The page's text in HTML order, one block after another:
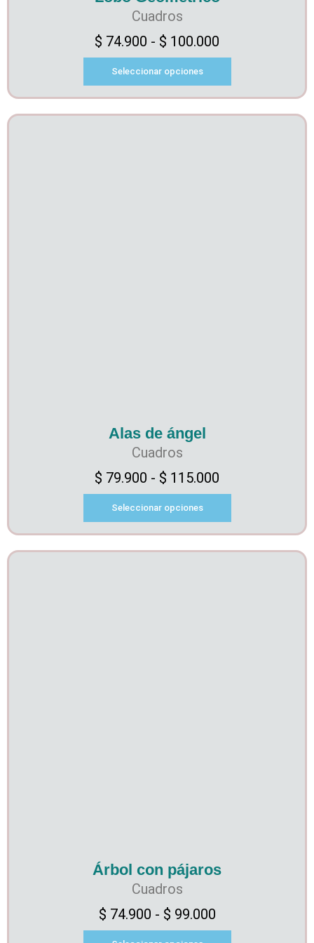
Cuadros
$ 74.900 - $ 100.000
Seleccionar opciones
Alas de ángel
Cuadros
$ 79.900 - $ 115.000
Seleccionar opciones
Árbol con pájaros
Cuadros
$ 74.900 - $ 99.000